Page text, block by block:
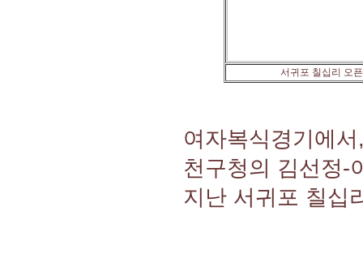
서귀포 칠십리 오
여자복식경기에
천구청의 김선정-
지난 서귀포 칠십